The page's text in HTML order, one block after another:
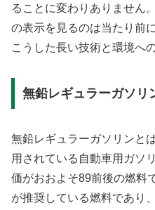
ることに変わりありません
の表示を見るのは当たり前
こうした長い技術と環境へ
無鉛レギュラーガソリ
無鉛レギュラーガソリンと
用されている自動車用ガソ
価がおおよそ89前後の燃料
が推奨している燃料であり